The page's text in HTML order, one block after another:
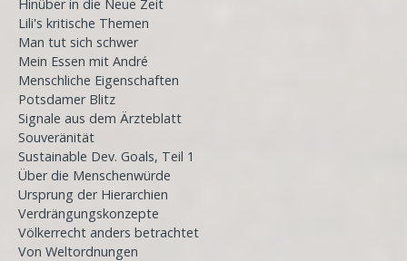
Hinüber in die Neue Zeit
Lili's kritische Themen
Man tut sich schwer
Mein Essen mit André
Menschliche Eigenschaften
Potsdamer Blitz
Signale aus dem Ärzteblatt
Souveränität
Sustainable Dev. Goals, Teil 1
Über die Menschenwürde
Ursprung der Hierarchien
Verdrängungskonzepte
Völkerrecht anders betrachtet
Von Weltordnungen